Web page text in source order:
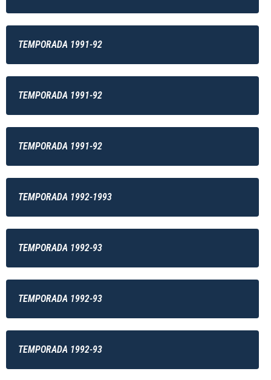
TEMPORADA 1991-92
TEMPORADA 1991-92
TEMPORADA 1991-92
TEMPORADA 1992-1993
TEMPORADA 1992-93
TEMPORADA 1992-93
TEMPORADA 1992-93